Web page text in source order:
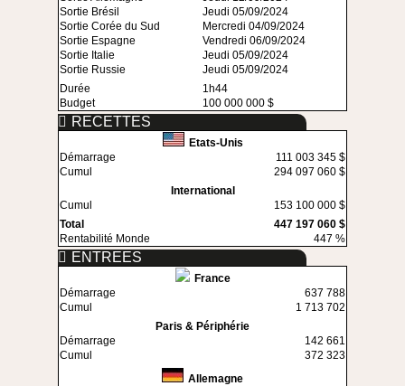
Sortie Brésil
Jeudi 05/09/2024
Sortie Corée du Sud
Mercredi 04/09/2024
Sortie Espagne
Vendredi 06/09/2024
Sortie Italie
Jeudi 05/09/2024
Sortie Russie
Jeudi 05/09/2024
Durée
1h44
Budget
100 000 000 $
RECETTES
Etats-Unis
Démarrage
111 003 345 $
Cumul
294 097 060 $
International
Cumul
153 100 000 $
Total
447 197 060 $
Rentabilité Monde
447 %
ENTREES
France
Démarrage
637 788
Cumul
1 713 702
Paris & Périphérie
Démarrage
142 661
Cumul
372 323
Allemagne